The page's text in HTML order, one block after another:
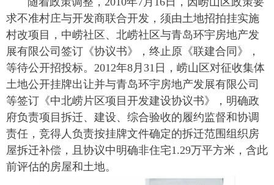
求不准村庄与开发商联合开发，须由土地招拍挂实施
村改项目，中崂社区、北崂社区与青岛环宇房地产发
展有限公司签订《协议书》，终止原《联建合同》，
等待公开招投标。2012年8月31日，崂山区对征收集体
土地公开挂牌出让并与青岛环宇房地产发展有限公司
等签订《中北崂片区项目开发建设协议书》，明确政
府负责项目拆迁、建设、综合验收的履约监督和协调
责任，竞得人负责按挂牌文件确定的拆迁范围组织房
屋拆迁补偿，且协议中明确非住宅1.29万平方米，含此
前评估的房屋和土地。